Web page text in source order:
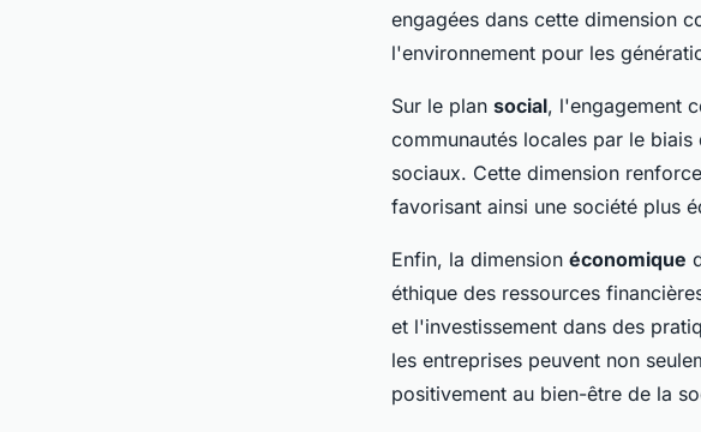
engagées dans cette dimension
l'environnement pour les
Sur le plan social, l'engagement
communautés locales par le
sociaux. Cette dimension
favorisant ainsi une société plus
Enfin, la dimension économique
éthique des ressources
et l'investissement dans des
les entreprises peuvent non
positivement au bien-être de la